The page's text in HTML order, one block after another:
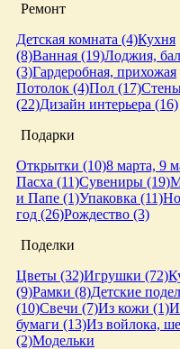
Ремонт
Детская комната (4)Кухня
(8)Ванная (19)Лоджия,
(3)Гардеробная, прихожая
Потолок (4)Пол (17)
(22)Дизайн интерьера (16)
Подарки
Открытки (10)8 марта, 9
Пасха (11)Сувениры (19)
и Папе (1)Упаковка (11)
год (26)Рождество (3)
Поделки
Цветы (32)Игрушки (72)
(9)Рамки (8)Детские
(10)Свечи (7)Из кожи (1)
бумаги (13)Из войлока,
(2)Модельки